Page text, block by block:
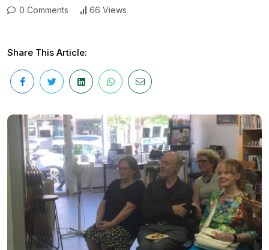
0 Comments
66 Views
Share This Article: